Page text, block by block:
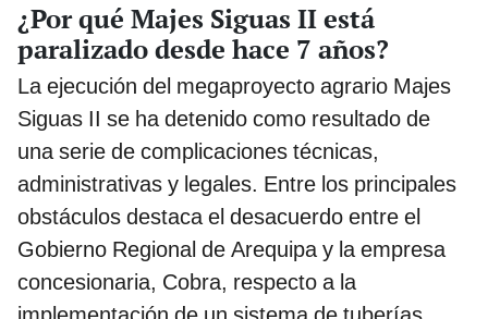
¿Por qué Majes Siguas II está
paralizado desde hace 7 años?
La ejecución del megaproyecto agrario Majes
Siguas II se ha detenido como resultado de
una serie de complicaciones técnicas,
administrativas y legales. Entre los principales
obstáculos destaca el desacuerdo entre el
Gobierno Regional de Arequipa y la empresa
concesionaria, Cobra, respecto a la